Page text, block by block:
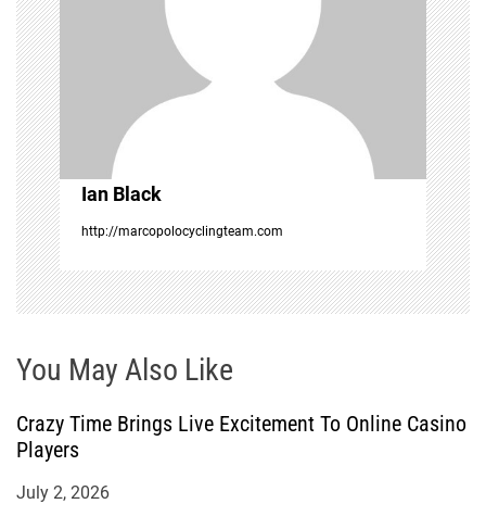
a
t
i
o
n
Ian Black
http://marcopolocyclingteam.com
You May Also Like
Crazy Time Brings Live Excitement To Online Casino
Players
July 2, 2026